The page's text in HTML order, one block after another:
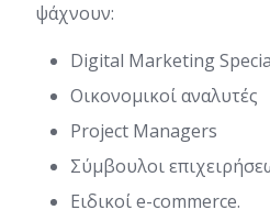
ψάχνουν:
Digital Marketing
Οικονομικοί αναλυτές
Project Managers
Σύμβουλοι
Ειδικοί e-commerce.